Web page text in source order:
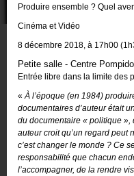
Produire ensemble ? Quel
Cinéma et Vidéo
8 décembre 2018, à 17h00
Petite salle - Centre
Entrée libre dans la limite des
«À l’époque (en 1984)
documentaires d’auteur était
du documentaire « politique »,
auteur croit qu’un regard peut
c’est changer le monde ? Ce
responsabilité que chacun
l’accompagner, de la rendre